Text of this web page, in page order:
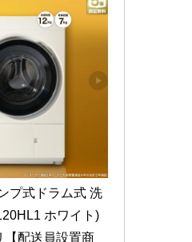
プ式ドラム式 洗
ホワイト)
【配送員設置商